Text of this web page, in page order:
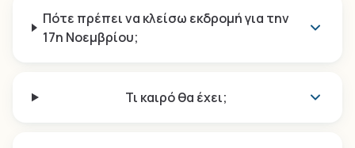
Πότε πρέπει να κλείσω εκδρομή για την
17η Νοεμβρίου;
Τι καιρό θα έχει;